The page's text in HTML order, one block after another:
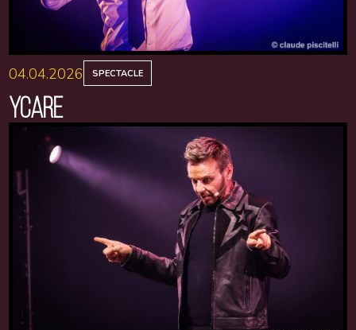
04.04.2026 SPECTACLE
YCARE